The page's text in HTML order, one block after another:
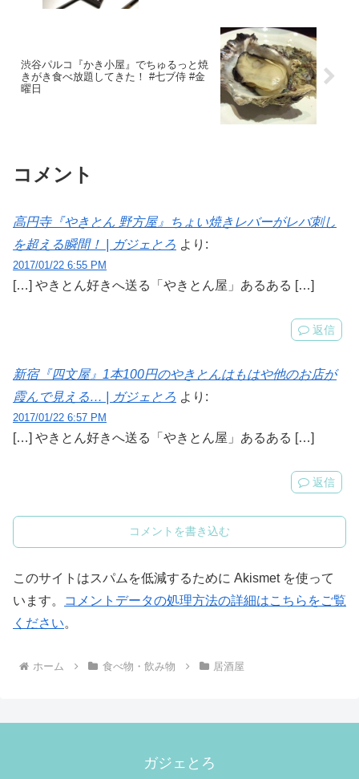
渋谷パルコ『かき小屋』でちゅるっと焼
きがき食べ放題してきた！ #七ブ侍 #金
曜日
コメント
高円寺『やきとん 野方屋』ちょい焼きレバーがレバ刺し
を超える瞬間！ | ガジェとろ より:
2017/01/22 6:55 PM
[…] やきとん好きへ送る「やきとん屋」あるある […]
返信
新宿『四文屋』1本100円のやきとんはもはや他のお店が
霞んで見える… | ガジェとろ より:
2017/01/22 6:57 PM
[…] やきとん好きへ送る「やきとん屋」あるある […]
返信
コメントを書き込む
このサイトはスパムを低減するために Akismet を使って
います。
コメントデータの処理方法の詳細はこちらをご覧
ください。
ホーム 食べ物・飲み物 居酒屋
ガジェとろ